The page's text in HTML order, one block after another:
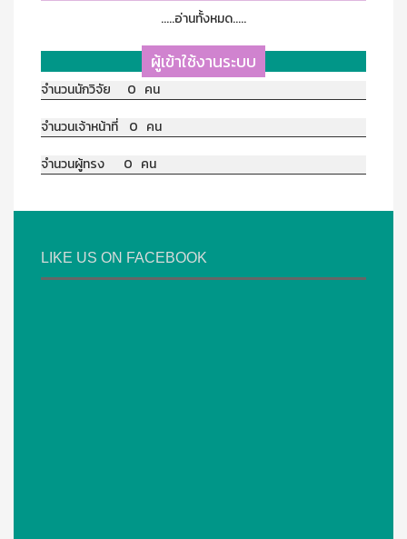
.....อ่านทั้งหมด.....
ผู้เข้าใช้งานระบบ
จำนวนนักวิจัย 0 คน
จำนวนเจ้าหน้าที่ 0 คน
จำนวนผู้ทรง 0 คน
LIKE US ON FACEBOOK